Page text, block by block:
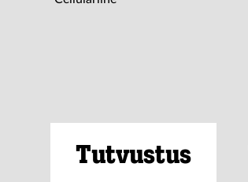
Tutvustus